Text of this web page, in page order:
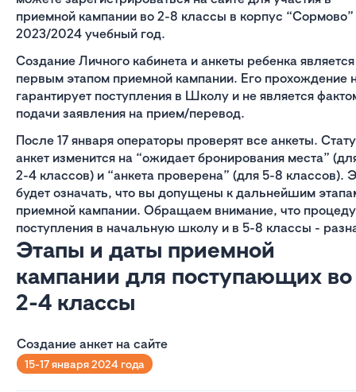
приемной кампании во 2-8 классы в корпус “Сормово”
2023/2024 учебный год.
Создание Личного кабинета и анкеты ребенка является
первым этапом приемной кампании. Его прохождение
гарантирует поступления в Школу и не является
подачи заявления на прием/перевод.
После 17 января операторы проверят все анкеты.
анкет изменится на “ожидает бронирования места”
2-4 классов) и “анкета проверена” (для 5-8 классов).
будет означать, что вы допущены к дальнейшим
приемной кампании. Обращаем внимание, что
поступления в начальную школу и в 5-8 классы -
Этапы и даты приемной
кампании для поступающих во
2-4 классы
Создание анкет на сайте
15-17 января 2024 года